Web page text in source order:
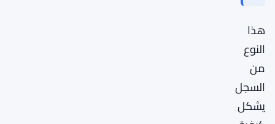
هذا
النوع
من
السجل
يشكل